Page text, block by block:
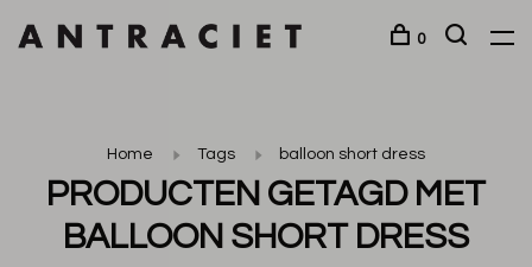
0
Home Tags balloon short dress
PRODUCTEN GETAGD MET
BALLOON SHORT DRESS